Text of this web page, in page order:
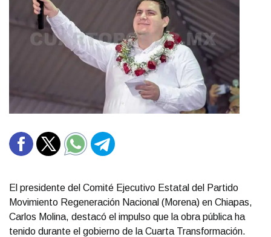
El presidente del Comité Ejecutivo Estatal del Partido
Movimiento Regeneración Nacional (Morena) en Chiapas,
Carlos Molina, destacó el impulso que la obra pública ha
tenido durante el gobierno de la Cuarta Transformación.